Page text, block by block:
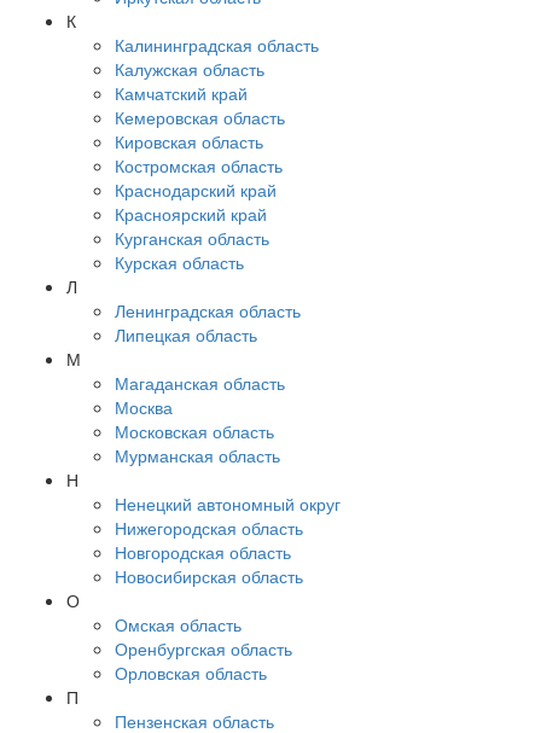
К
Калининградская область
Калужская область
Камчатский край
Кемеровская область
Кировская область
Костромская область
Краснодарский край
Красноярский край
Курганская область
Курская область
Л
Ленинградская область
Липецкая область
М
Магаданская область
Москва
Московская область
Мурманская область
Н
Ненецкий автономный округ
Нижегородская область
Новгородская область
Новосибирская область
О
Омская область
Оренбургская область
Орловская область
П
Пензенская область